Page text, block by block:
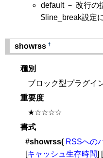
default － 改行の
$line_break設定
showrss †
種別
ブロック型プラグイ
重要度
★☆☆☆☆
書式
#showrss( RSSへの
[キャッシュ生存時間]